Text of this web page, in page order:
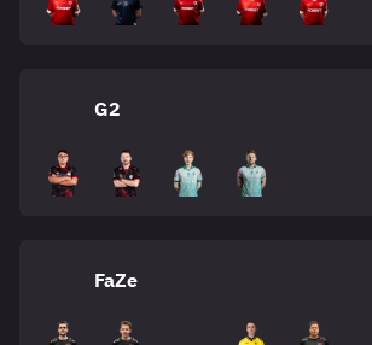
G2
FaZe